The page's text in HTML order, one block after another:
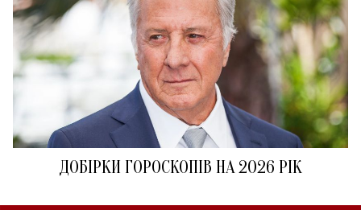
ДОБІРКИ ГОРОСКОПІВ НА 2026 РІК